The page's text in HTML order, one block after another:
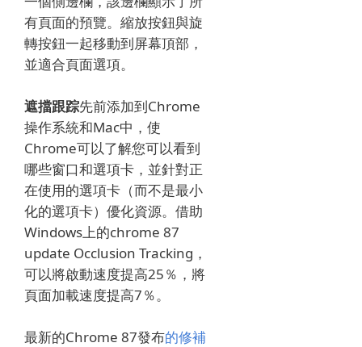
有頁面的預覽。 縮放按鈕與旋
轉按鈕一起移動到屏幕頂部，
並適合頁面選項。
遮擋跟踪先前添加到Chrome
操作系統和Mac中，使
Chrome可以了解您可以看到
哪些窗口和選項卡，並針對正
在使用的選項卡（而不是最小
化的選項卡）優化資源。 借助
Windows上的chrome 87
update Occlusion Tracking，
可以將啟動速度提高25％，將
頁面加載速度提高7％。
最新的Chrome 87發布的修補